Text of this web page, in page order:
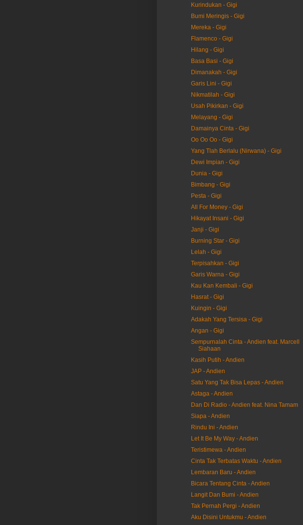
Kurindukan - Gigi
Bumi Meringis - Gigi
Mereka - Gigi
Flamenco - Gigi
Hilang - Gigi
Basa Basi - Gigi
Dimanakah - Gigi
Garis Lini - Gigi
Nikmatilah - Gigi
Usah Pikirkan - Gigi
Melayang - Gigi
Damainya Cinta - Gigi
Oo Oo Oo - Gigi
Yang Tlah Berlalu (Nirwana) - Gigi
Dewi Impian - Gigi
Dunia - Gigi
Bimbang - Gigi
Pesta - Gigi
All For Money - Gigi
Hikayat Insani - Gigi
Janji - Gigi
Burning Star - Gigi
Lelah - Gigi
Terpisahkan - Gigi
Garis Warna - Gigi
Kau Kan Kembali - Gigi
Hasrat - Gigi
Kuingin - Gigi
Adakah Yang Tersisa - Gigi
Angan - Gigi
Sempurnalah Cinta - Andien feat. Marcell
Siahaan
Kasih Putih - Andien
JAP - Andien
Satu Yang Tak Bisa Lepas - Andien
Astaga - Andien
Dan Di Radio - Andien feat. Nina Tamam
Siapa - Andien
Rindu Ini - Andien
Let It Be My Way - Andien
Teristimewa - Andien
Cinta Tak Terbatas Waktu - Andien
Lembaran Baru - Andien
Bicara Tentang Cinta - Andien
Langit Dan Bumi - Andien
Tak Pernah Pergi - Andien
Aku Disini Untukmu - Andien